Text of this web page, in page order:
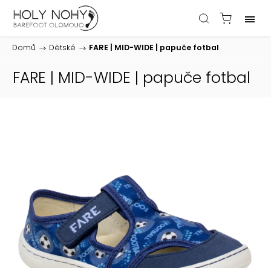
Domů / Dětské / FARE | MID-WIDE | papuče fotbal
FARE | MID-WIDE | papuče fotbal